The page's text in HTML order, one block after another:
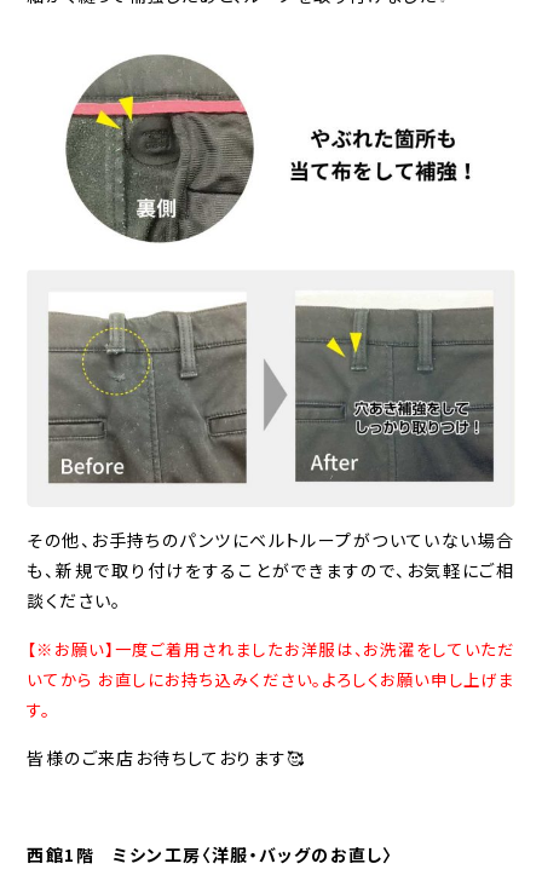
その他、お手持ちのパンツにベルトループがついていない場合
も、新規で取り付けをすることができますので、お気軽にご相
談ください。
【※お願い】一度ご着用されましたお洋服は、お洗濯をしていただ
いてから お直しにお持ち込みください。よろしくお願い申し上げま
す。
皆様のご来店お待ちしております🥰
西館1階 ミシン工房〈洋服・バッグのお直し〉